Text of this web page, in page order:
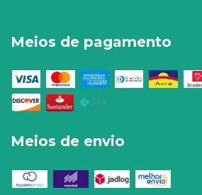
Meios de pagamento
Meios de envio